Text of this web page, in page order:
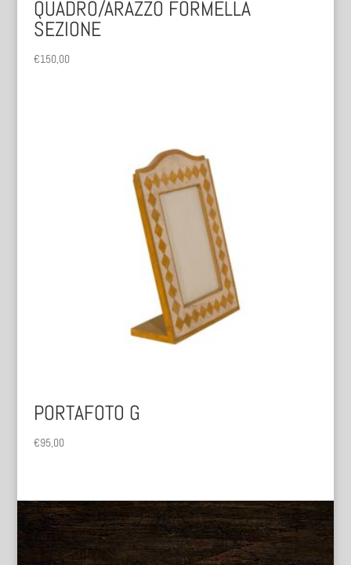
QUADRO/ARAZZO FORMELLA
SEZIONE
€150,00
PORTAFOTO G
€95,00